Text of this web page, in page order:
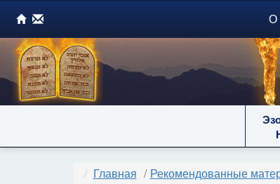
О
Главная Рекомендованные